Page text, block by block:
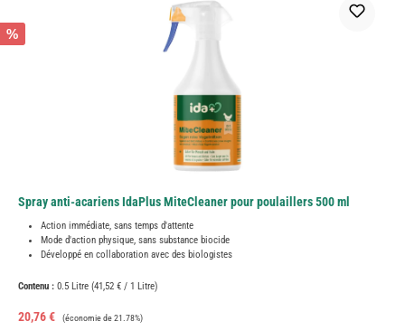
%
Spray anti-acariens IdaPlus MiteCleaner pour poulaillers 500 ml
Action immédiate, sans temps d'attente
Mode d'action physique, sans substance biocide
Développé en collaboration avec des biologistes
Contenu : 0.5 Litre (41,52 € / 1 Litre)
Prix de vente :
20,76 € Prix régulier :
(économie de 21.78%)